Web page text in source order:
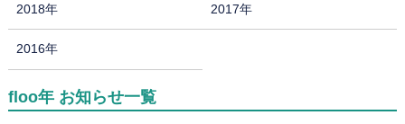
2018年 2017年
2016年
floo年 お知らせ一覧